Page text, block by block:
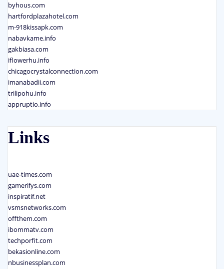
byhous.com
hartfordplazahotel.com
m-918kissapk.com
nabavkame.info
gakbiasa.com
iflowerhu.info
chicagocrystalconnection.com
imanabadii.com
trilipohu.info
appruptio.info
Links
uae-times.com
gamerifys.com
inspiratif.net
vsmsnetworks.com
offthem.com
ibommatv.com
techporfit.com
bekasionline.com
nbusinessplan.com